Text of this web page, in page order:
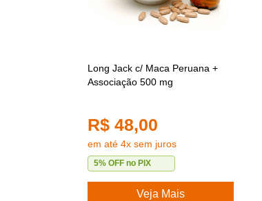
Long Jack c/ Maca Peruana +
Associação 500 mg
R$ 48,00
em até 4x sem juros
5% OFF no PIX
Veja Mais